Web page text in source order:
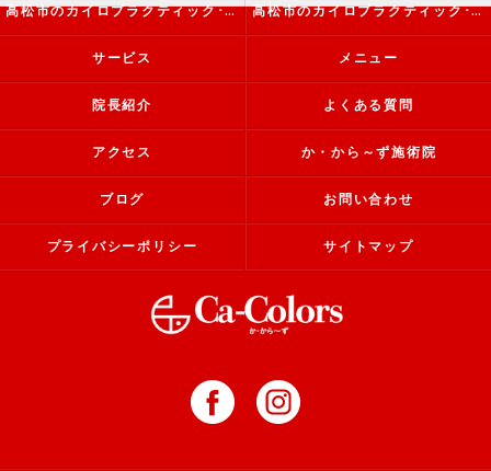
高松市のカイロプラクティック･か・から～ず施術院の評判 高松市のカイロプラクティック･か・から～ず施術院のお客様の声
サービス メニュー
院長紹介 よくある質問
アクセス か・から～ず施術院
ブログ お問い合わせ
プライバシーポリシー サイトマップ